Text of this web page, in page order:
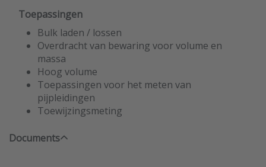
Toepassingen
Bulk laden / lossen
Overdracht van bewaring voor volume en
massa
Hoog volume
Toepassingen voor het meten van
pijpleidingen
Toewijzingsmeting
Documents